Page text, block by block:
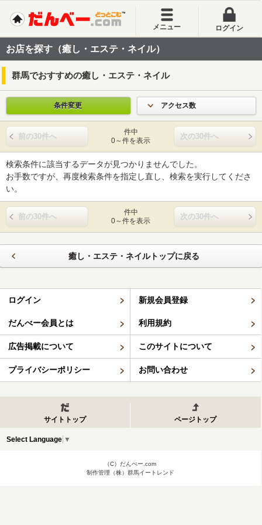
メニュー ログイン
お店を探す（癒し・エステ・ネイル）
群馬でおすすめの癒し・エステ・ネイル
条件変更 アクセス数
前の30件へ
件中
0～件を表示
次の30件へ
検索条件に該当するデータが見つかりませんでした。
お手数ですが、再度検索条件を指定し直し、検索を実行してくださ
い。
前の30件へ
件中
0～件を表示
次の30件へ
癒し・エステ・ネイルトップに戻る
ログイン 新規会員登録
だんべー会員とは 利用規約
広告掲載について このサイトについて
プライバシーポリシー お問い合わせ
サイトトップ ページトップ
Select Language ▼
（C）だんべー.com
制作管理（株）群馬イートレンド